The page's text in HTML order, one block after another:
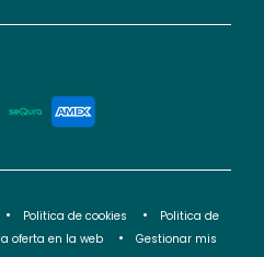
nuestra
de
privacidad</2>.
Politica de cookies
Politica de
oferta en la web
Gestionar mis